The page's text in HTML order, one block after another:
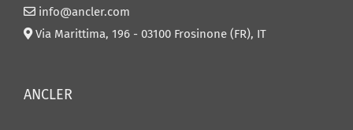
info@ancler.com
Via Marittima, 196 - 03100 Frosinone (FR), IT
ANCLER